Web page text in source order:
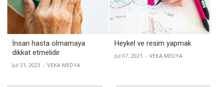
İnsan hasta olmamaya
dikkat etmelidir
Jul 31, 2023 - VEKA MEDYA
Heykel ve resim yapmak
Jul 07, 2021 - VEKA MEDYA